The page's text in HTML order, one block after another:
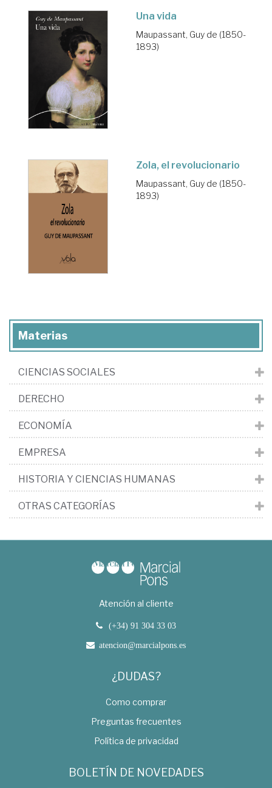
Una vida
Maupassant, Guy de (1850-
1893)
Zola, el revolucionario
Maupassant, Guy de (1850-
1893)
Materias
CIENCIAS SOCIALES
DERECHO
ECONOMÍA
EMPRESA
HISTORIA Y CIENCIAS HUMANAS
OTRAS CATEGORÍAS
Atención al cliente
(+34) 91 304 33 03
atencion@marcialpons.es
¿DUDAS?
Como comprar
Preguntas frecuentes
Política de privacidad
BOLETÍN DE NOVEDADES